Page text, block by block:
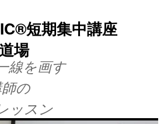
短期集中講座
場
線を画す
の
ッスン